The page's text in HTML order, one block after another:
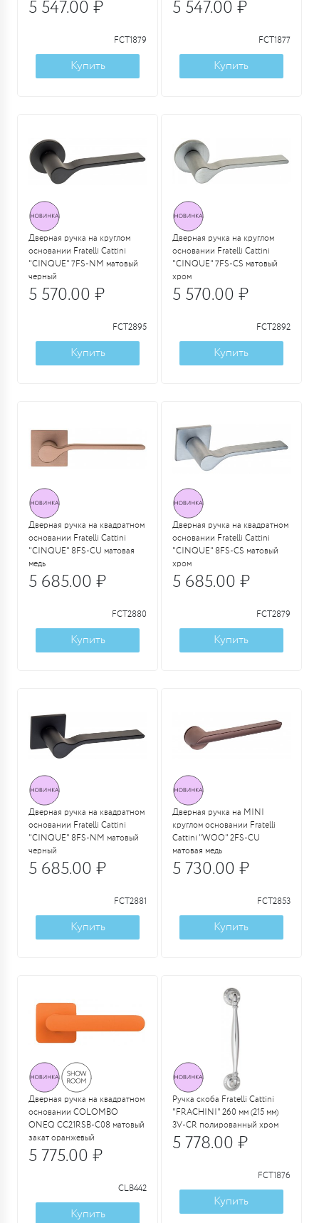
5 547.00 ₽
FCT1879
Купить
5 547.00 ₽
FCT1877
Купить
Дверная ручка на круглом
основании Fratelli Cattini
"CINQUE" 7FS-NM матовый
черный
5 570.00 ₽
FCT2895
Купить
Дверная ручка на круглом
основании Fratelli Cattini
"CINQUE" 7FS-CS матовый
хром
5 570.00 ₽
FCT2892
Купить
Дверная ручка на квадратном
основании Fratelli Cattini
"CINQUE" 8FS-CU матовая
медь
5 685.00 ₽
FCT2880
Купить
Дверная ручка на квадратном
основании Fratelli Cattini
"CINQUE" 8FS-CS матовый
хром
5 685.00 ₽
FCT2879
Купить
Дверная ручка на квадратном
основании Fratelli Cattini
"CINQUE" 8FS-NM матовый
черный
5 685.00 ₽
FCT2881
Купить
Дверная ручка на MINI
круглом основании Fratelli
Cattini "WOO" 2FS-CU
матовая медь
5 730.00 ₽
FCT2853
Купить
Дверная ручка на квадратном
основании COLOMBO
ONEQ CC21RSB-C08 матовый
закат оранжевый
5 775.00 ₽
CLB442
Купить
Ручка скоба Fratelli Cattini
"FRACHINI" 260 мм (215 мм)
3V-CR полированный хром
5 778.00 ₽
FCT1876
Купить